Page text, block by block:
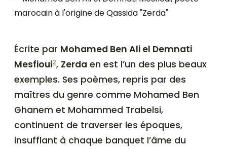
Écrite par Mohamed Ben Ali el Demnati
Mesfioui2, Zerda en est l’un des plus beaux
exemples. Ses poèmes, repris par des
maîtres du genre comme Mohamed Ben
Ghanem et Mohammed Trabelsi,
continuent de traverser les époques,
insufflant à chaque banquet l’âme du